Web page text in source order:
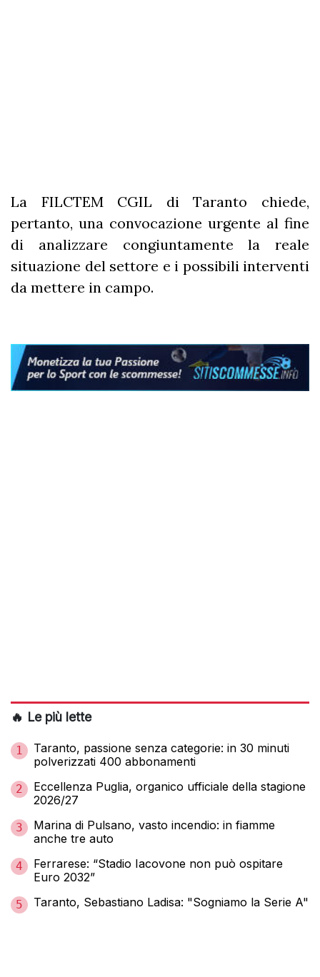
La FILCTEM CGIL di Taranto chiede,
pertanto, una convocazione urgente al fine
di analizzare congiuntamente la reale
situazione del settore e i possibili interventi
da mettere in campo.
🔥 Le più lette
1
Taranto, passione senza categorie: in 30 minuti
polverizzati 400 abbonamenti
2
Eccellenza Puglia, organico ufficiale della stagione
2026/27
3
Marina di Pulsano, vasto incendio: in fiamme
anche tre auto
4
Ferrarese: “Stadio Iacovone non può ospitare
Euro 2032”
5 Taranto, Sebastiano Ladisa: "Sogniamo la Serie A"